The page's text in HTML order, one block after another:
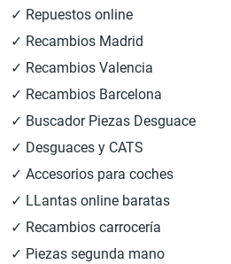
✓ Repuestos online
✓ Recambios Madrid
✓ Recambios Valencia
✓ Recambios Barcelona
✓ Buscador Piezas Desguace
✓ Desguaces y CATS
✓ Accesorios para coches
✓ LLantas online baratas
✓ Recambios carrocería
✓ Piezas segunda mano